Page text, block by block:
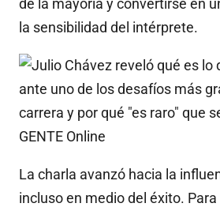
de la mayoría y convertirse en
la sensibilidad del intérprete.
La charla avanzó hacia la
incluso en medio del éxito.